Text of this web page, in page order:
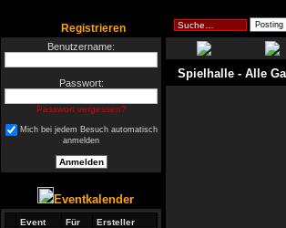
Registrieren
Benutzername:
Passwort:
Passwort vergessen?
Mich bei jedem Besuch automatisch
anmelden
Eventkalender
Event Für Ersteller
Spielhalle- Alle